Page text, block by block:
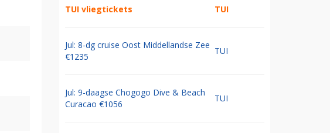
TUI vliegtickets TUI
Jul: 8-dg cruise Oost Middellandse Zee
€1235
TUI
Jul: 9-daagse Chogogo Dive & Beach
Curacao €1056
TUI